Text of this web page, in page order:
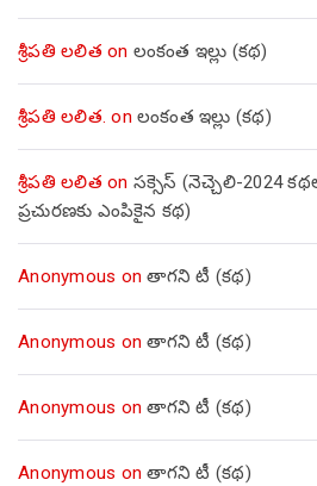
శ్రీపతి లలిత on లంకంత ఇల్లు (కథ)
శ్రీపతి లలిత. on లంకంత ఇల్లు (కథ)
శ్రీపతి లలిత on సక్సెస్ (నెచ్చెలి-2024
ప్రచురణకు ఎంపికైన కథ)
Anonymous onతాగని టీ (కథ)
Anonymous onతాగని టీ (కథ)
Anonymous onతాగని టీ (కథ)
Anonymous onతాగని టీ (కథ)